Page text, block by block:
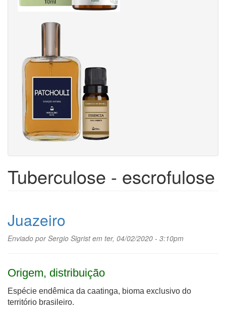
Tuberculose - escrofulose
Juazeiro
Enviado porSergio Sigristem ter, 04/02/2020 - 3:10pm
Origem, distribuição
Espécie endêmica da caatinga, bioma exclusivo do
território brasileiro.